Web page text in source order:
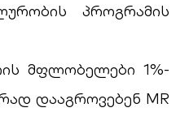
პროგრამის
მფლობელები 1%-
დააგროვებენ MR